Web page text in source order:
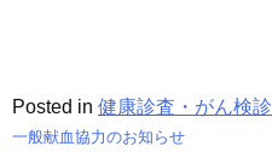
Posted in 健康診査・がん検診
一般献血協力のお知らせ